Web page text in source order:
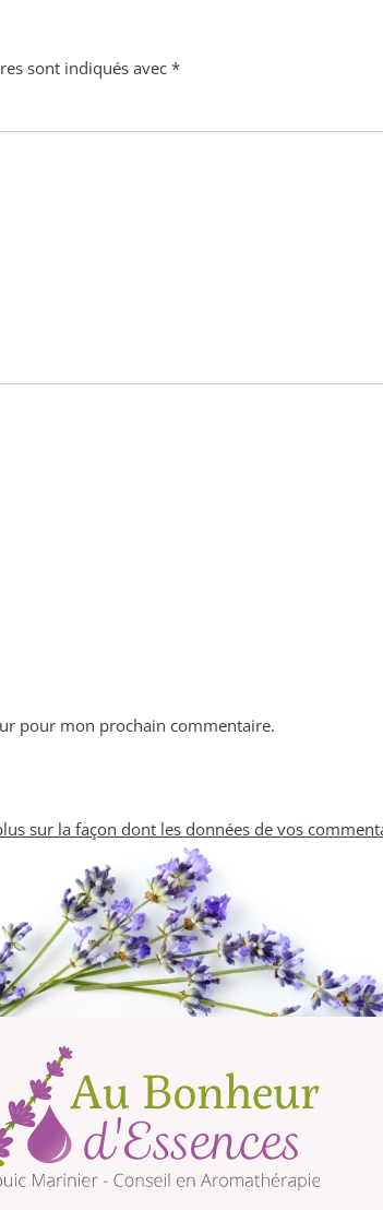
sont indiqués avec *
pour mon prochain commentaire.
sur la façon dont les données de vos